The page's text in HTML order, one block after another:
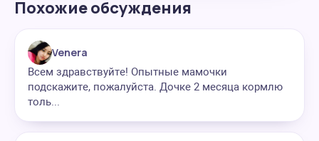
Похожие обсуждения
Venera
Всем здравствуйте! Опытные мамочки
подскажите, пожалуйста. Дочке 2 месяца кормлю
толь...